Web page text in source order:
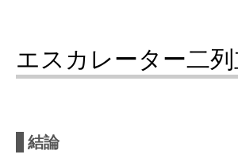
エスカレーター二
結論